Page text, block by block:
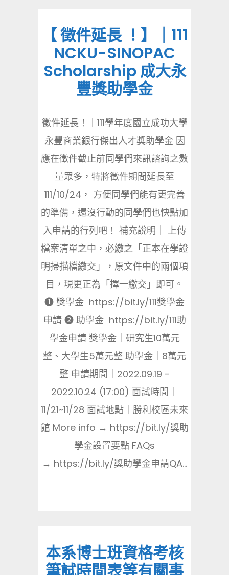
【 徵件延長 ！】｜111
NCKU-SINOPAC
Scholarship 成大永
豐獎助學金
徵件延長！｜111學年度國立成功大學
永豐商業銀行傑出人才獎助學金 因
應在徵件截止前同學們來訊諮詢之數
量眾多，特將徵件期間延長至
111/10/24， 方便同學們能有更完善
的準備，還沒行動的同學們也快點加
入申請的行列吧！ 補充說明｜ 上傳
檔案清單之中，必繳之「正本在學證
明掃描檔繳交」，原文件中的兩個項
目，現更正為「擇一繳交」即可。
❶ 獎學金 https://bit.ly/111獎學金
申請 ❷ 助學金 https://bit.ly/111助
學金申請 獎學金｜研究生10萬元
整、大學生5萬元整 助學金｜8萬元
整 申請期間｜2022.09.19 -
2022.10.24 (17:00) 面試時間｜
11/21~11/28 面試地點｜勝利校區未來
館 More info → https://bit.ly/獎助
學金設置要點 FAQs
→ https://bit.ly/獎助學金申請QA...
本系博士班資格考核